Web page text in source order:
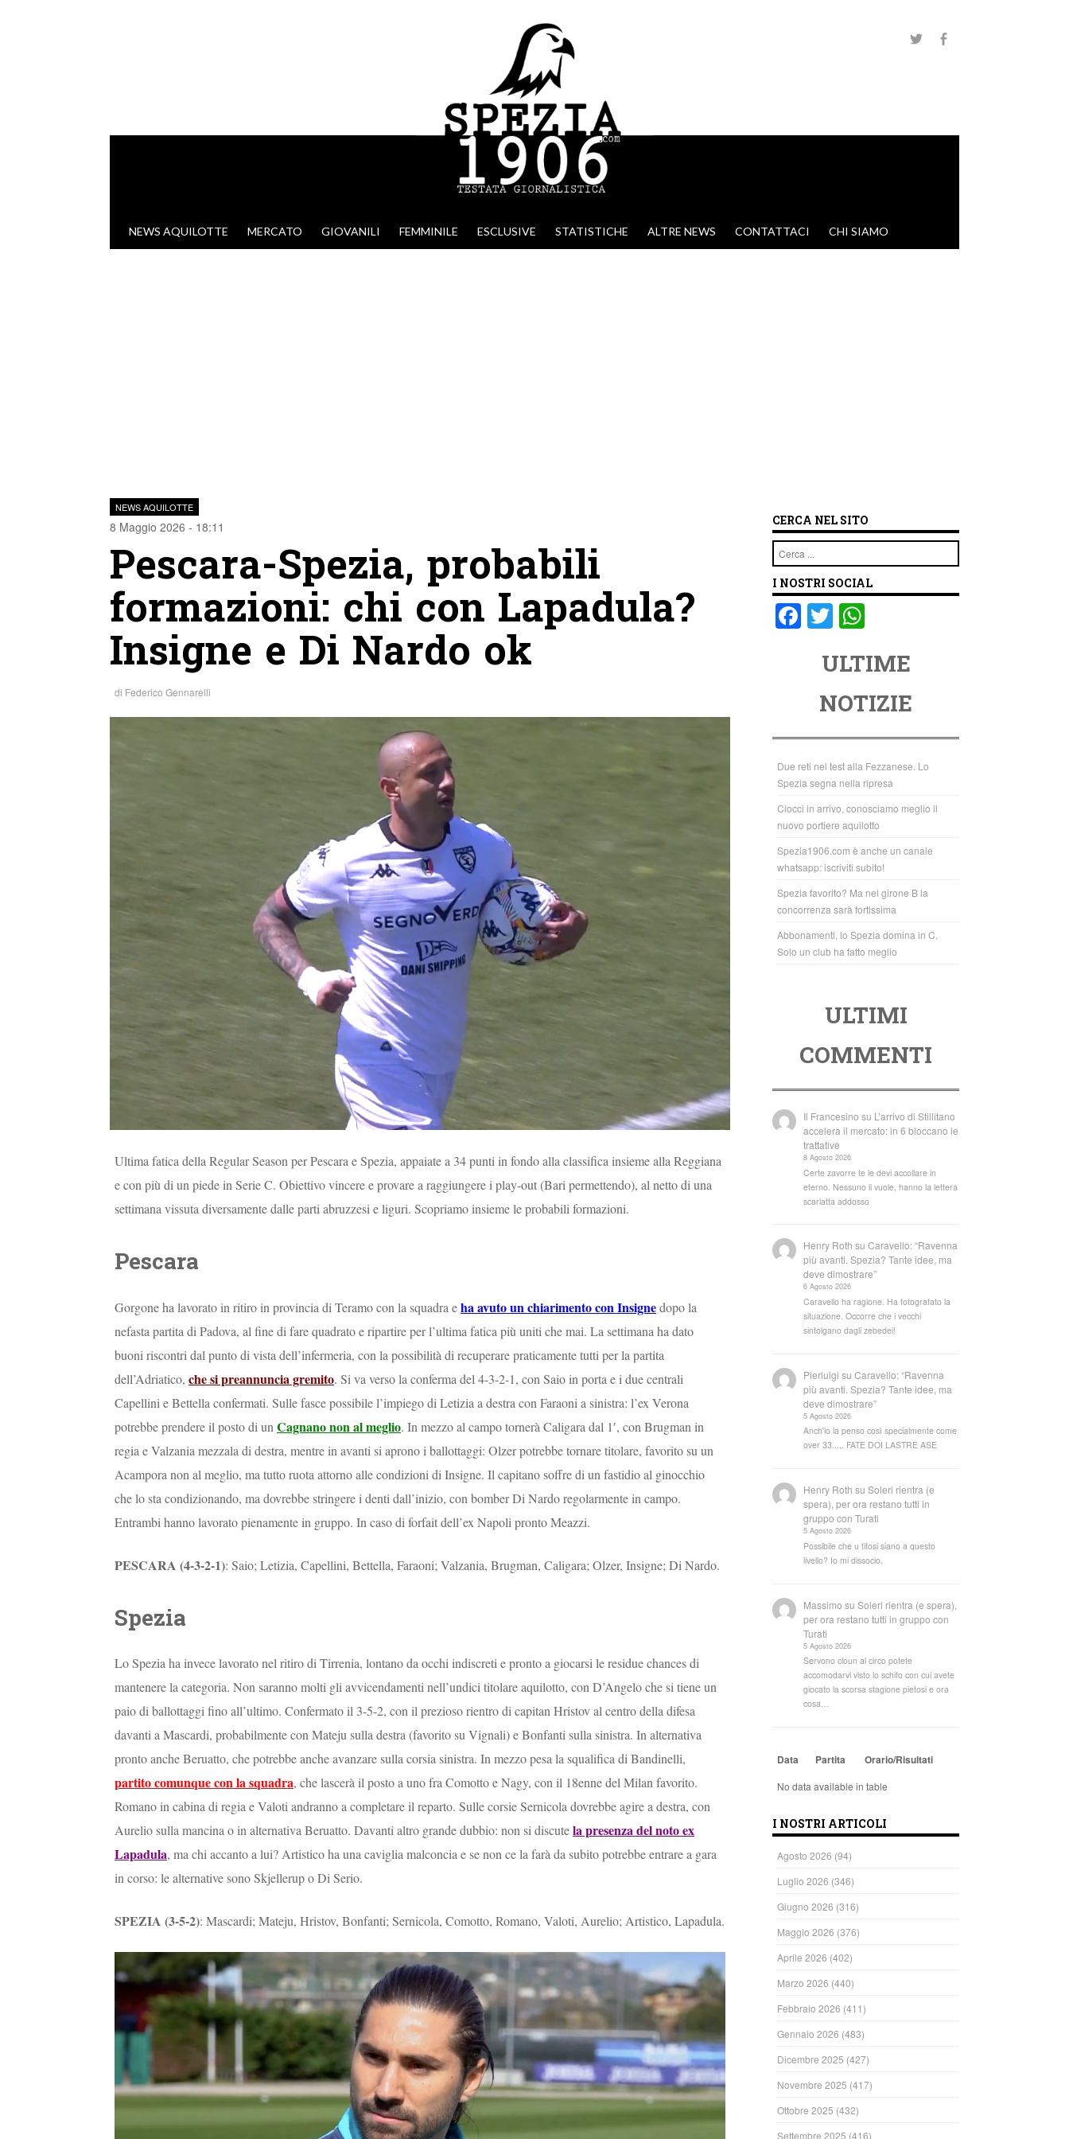
VAI AL CONTENUTO
NEWS AQUILOTTE MERCATO GIOVANILI FEMMINILE ESCLUSIVE STATISTICHE ALTRE NEWS CONTATTACI CHI SIAMO
NEWS AQUILOTTE
8 Maggio 2026 - 18:11
Pescara-Spezia, probabili
formazioni: chi con Lapadula?
Insigne e Di Nardo ok
di Federico Gennarelli
Ultima fatica della Regular Season per Pescara e Spezia, appaiate a 34 punti in fondo alla classifica insieme alla Reggiana
e con più di un piede in Serie C. Obiettivo vincere e provare a raggiungere i play-out (Bari permettendo), al netto di una
settimana vissuta diversamente dalle parti abruzzesi e liguri. Scopriamo insieme le probabili formazioni.
Pescara
Gorgone ha lavorato in ritiro in provincia di Teramo con la squadra eha avuto un chiarimento con Insignedopo la
nefasta partita di Padova, al fine di fare quadrato e ripartire per l’ultima fatica più uniti che mai. La settimana ha dato
buoni riscontri dal punto di vista dell’infermeria, con la possibilità di recuperare praticamente tutti per la partita
dell’Adriatico, che si preannuncia gremito. Si va verso la conferma del 4-3-2-1, con Saio in porta e i due centrali
Capellini e Bettella confermati. Sulle fasce possibile l’impiego di Letizia a destra con Faraoni a sinistra: l’ex Verona
potrebbe prendere il posto di un Cagnano non al meglio. In mezzo al campo tornerà Caligara dal 1′, con Brugman in
regia e Valzania mezzala di destra, mentre in avanti si aprono i ballottaggi: Olzer potrebbe tornare titolare, favorito su un
Acampora non al meglio, ma tutto ruota attorno alle condizioni di Insigne. Il capitano soffre di un fastidio al ginocchio
che lo sta condizionando, ma dovrebbe stringere i denti dall’inizio, con bomber Di Nardo regolarmente in campo.
Entrambi hanno lavorato pienamente in gruppo. In caso di forfait dell’ex Napoli pronto Meazzi.
PESCARA (4-3-2-1): Saio; Letizia, Capellini, Bettella, Faraoni; Valzania, Brugman, Caligara; Olzer, Insigne; Di Nardo.
Spezia
Lo Spezia ha invece lavorato nel ritiro di Tirrenia, lontano da occhi indiscreti e pronto a giocarsi le residue chances di
mantenere la categoria. Non saranno molti gli avvicendamenti nell’undici titolare aquilotto, con D’Angelo che si tiene un
paio di ballottaggi fino all’ultimo. Confermato il 3-5-2, con il prezioso rientro di capitan Hristov al centro della difesa
davanti a Mascardi, probabilmente con Mateju sulla destra (favorito su Vignali) e Bonfanti sulla sinistra. In alternativa
pronto anche Beruatto, che potrebbe anche avanzare sulla corsia sinistra. In mezzo pesa la squalifica di Bandinelli,
partito comunque con la squadra, che lascerà il posto a uno fra Comotto e Nagy, con il 18enne del Milan favorito.
Romano in cabina di regia e Valoti andranno a completare il reparto. Sulle corsie Sernicola dovrebbe agire a destra, con
Aurelio sulla mancina o in alternativa Beruatto. Davanti altro grande dubbio: non si discutela presenza del noto ex
Lapadula, ma chi accanto a lui? Artistico ha una caviglia malconcia e se non ce la farà da subito potrebbe entrare a gara
in corso: le alternative sono Skjellerup o Di Serio.
SPEZIA (3-5-2): Mascardi; Mateju, Hristov, Bonfanti; Sernicola, Comotto, Romano, Valoti, Aurelio; Artistico, Lapadula.
CERCA NEL SITO
Cerca
I NOSTRI SOCIAL
F
o
o
k
T
tt
er
at
s
A
p
p
ULTIME
NOTIZIE
Due reti nel test alla Fezzanese. Lo
Spezia segna nella ripresa
Ciocci in arrivo, conosciamo meglio il
nuovo portiere aquilotto
Spezia1906.com è anche un canale
whatsapp: iscriviti subito!
Spezia favorito? Ma nel girone B la
concorrenza sarà fortissima
Abbonamenti, lo Spezia domina in C.
Solo un club ha fatto meglio
ULTIMI
COMMENTI
Il Francesino su L’arrivo di Stillitano
accelera il mercato: in 6 bloccano le
trattative
8 Agosto 2026
Certe zavorre te le devi accollare in
eterno. Nessuno li vuole, hanno la lettera
scarlatta addosso
Henry Roth suCaravello: “Ravenna
più avanti. Spezia? Tante idee, ma
deve dimostrare”
6 Agosto 2026
Caravello ha ragione. Ha fotografato la
situazione. Occorre che i vecchi
sintolgano dagli zebedei!
Pierluigi suCaravello: “Ravenna
più avanti. Spezia? Tante idee, ma
deve dimostrare”
5 Agosto 2026
Anch'io la penso così specialmente come
over 33..... FATE DOI LASTRE ASE
Henry Roth suSoleri rientra (e
spera), per ora restano tutti in
gruppo con Turati
5 Agosto 2026
Possibile che u tifosi siano a questo
livello? Io mi dissocio.
Massimo suSoleri rientra (e spera),
per ora restano tutti in gruppo con
Turati
5 Agosto 2026
Servono cloun al circo potete
accomodarvi visto lo schifo con cui avete
giocato la scorsa stagione pietosi e ora
cosa…
Data Partita Orario/Risultati
No data available in table
I NOSTRI ARTICOLI
Agosto 2026 (94)
Luglio 2026 (346)
Giugno 2026 (316)
Maggio 2026 (376)
Aprile 2026 (402)
Marzo 2026 (440)
Febbraio 2026 (411)
Gennaio 2026 (483)
Dicembre 2025 (427)
Novembre 2025 (417)
Ottobre 2025 (432)
Settembre 2025 (416)